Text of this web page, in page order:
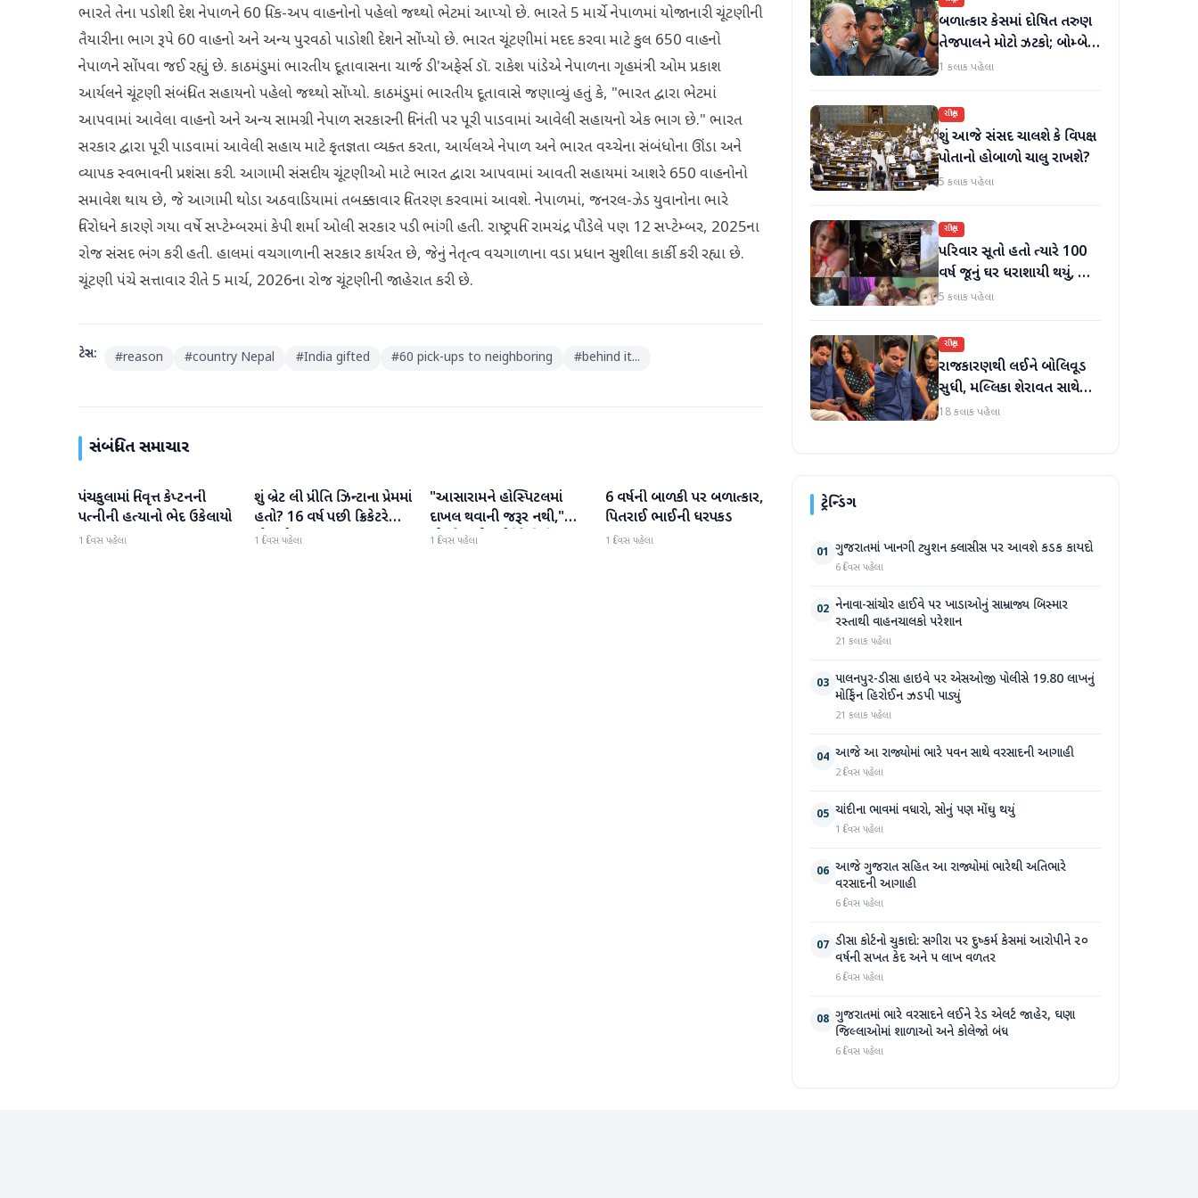
ભારતે તેના પડોશી દેશ નેપાળને 60 પિક-અપ વાહનોનો પહેલો જથ્થો ભેટમાં આપ્યો છે. ભારતે 5 માર્ચે નેપાળમાં યોજાનારી ચૂંટણીની
તૈયારીના ભાગ રૂપે 60 વાહનો અને અન્ય પુરવઠો પાડોશી દેશને સોંપ્યો છે. ભારત ચૂંટણીમાં મદદ કરવા માટે કુલ 650 વાહનો
નેપાળને સોંપવા જઈ રહ્યું છે. કાઠમંડુમાં ભારતીય દૂતાવાસના ચાર્જ ડી'અફેર્સ ડૉ. રાકેશ પાંડેએ નેપાળના ગૃહમંત્રી ઓમ પ્રકાશ
આર્યલને ચૂંટણી સંબંધિત સહાયનો પહેલો જથ્થો સોંપ્યો. કાઠમંડુમાં ભારતીય દૂતાવાસે જણાવ્યું હતું કે, "ભારત દ્વારા ભેટમાં
આપવામાં આવેલા વાહનો અને અન્ય સામગ્રી નેપાળ સરકારની વિનંતી પર પૂરી પાડવામાં આવેલી સહાયનો એક ભાગ છે." ભારત
સરકાર દ્વારા પૂરી પાડવામાં આવેલી સહાય માટે કૃતજ્ઞતા વ્યક્ત કરતા, આર્યલએ નેપાળ અને ભારત વચ્ચેના સંબંધોના ઊંડા અને
વ્યાપક સ્વભાવની પ્રશંસા કરી. આગામી સંસદીય ચૂંટણીઓ માટે ભારત દ્વારા આપવામાં આવતી સહાયમાં આશરે 650 વાહનોનો
સમાવેશ થાય છે, જે આગામી થોડા અઠવાડિયામાં તબક્કાવાર વિતરણ કરવામાં આવશે. નેપાળમાં, જનરલ-ઝેડ યુવાનોના ભારે
વિરોધને કારણે ગયા વર્ષે સપ્ટેમ્બરમાં કેપી શર્મા ઓલી સરકાર પડી ભાંગી હતી. રાષ્ટ્રપતિ રામચંદ્ર પૌડેલે પણ 12 સપ્ટેમ્બર, 2025ના
રોજ સંસદ ભંગ કરી હતી. હાલમાં વચગાળાની સરકાર કાર્યરત છે, જેનું નેતૃત્વ વચગાળાના વડા પ્રધાન સુશીલા કાર્કી કરી રહ્યા છે.
ચૂંટણી પંચે સત્તાવાર રીતે 5 માર્ચ, 2026ના રોજ ચૂંટણીની જાહેરાત કરી છે.
ટેગ્સ: #reason #country Nepal #India gifted #60 pick-ups to neighboring #behind it...
સંબંધિત સમાચાર
રાષ્ટ્રીય
પંચકુલામાં નિવૃત્ત કેપ્ટનની
પત્નીની હત્યાનો ભેદ ઉકેલાયો
1 દિવસ પહેલા
રાષ્ટ્રીય
શું બ્રેટ લી પ્રીતિ ઝિન્ટાના પ્રેમમાં
હતો? 16 વર્ષ પછી ક્રિકેટરે
મૌન તોડ્યું
1 દિવસ પહેલા
રાષ્ટ્રીય
"આસારામને હોસ્પિટલમાં
દાખલ થવાની જરૂર નથી,"
એમ્સે સુપ્રીમ કોર્ટને વિવિધ
1 દિવસ પહેલા
રાષ્ટ્રીય
6 વર્ષની બાળકી પર બળાત્કાર,
પિતરાઈ ભાઈની ધરપકડ
1 દિવસ પહેલા
બળાત્કાર કેસમાં દોષિત તરુણ
તેજપાલને મોટો ઝટકો; બોમ્બે
હાઈકોર્ટે ટ્રાયલ કોર્ટના ચુકાદાને
1 કલાક પહેલા
રાષ્ટ્રીય
શું આજે સંસદ ચાલશે કે વિપક્ષ
પોતાનો હોબાળો ચાલુ રાખશે?
5 કલાક પહેલા
રાષ્ટ્રીય
પરિવાર સૂતો હતો ત્યારે 100
વર્ષ જૂનું ઘર ધરાશાયી થયું, છ
લોકોના મોત
5 કલાક પહેલા
રાષ્ટ્રીય
રાજકારણથી લઈને બોલિવૂડ
સુધી, મલ્લિકા શેરાવત સાથે
જોવા મળ્યા તેજ પ્રતાપ યાદવ
18 કલાક પહેલા
ટ્રેન્ડિંગ
01 ગુજરાતમાં ખાનગી ટ્યુશન ક્લાસીસ પર આવશે કડક કાયદો
6 દિવસ પહેલા
02 નેનાવા-સાંચોર હાઈવે પર ખાડાઓનું સામ્રાજ્ય બિસ્માર
રસ્તાથી વાહનચાલકો પરેશાન
21 કલાક પહેલા
03 પાલનપુર-ડીસા હાઇવે પર એસઓજી પોલીસે 19.80 લાખનું
મોર્ફિન હિરોઈન ઝડપી પાડ્યું
21 કલાક પહેલા
04 આજે આ રાજ્યોમાં ભારે પવન સાથે વરસાદની આગાહી
2 દિવસ પહેલા
05 ચાંદીના ભાવમાં વધારો, સોનું પણ મોંઘુ થયું
1 દિવસ પહેલા
06 આજે ગુજરાત સહિત આ રાજ્યોમાં ભારેથી અતિભારે
વરસાદની આગાહી
6 દિવસ પહેલા
07 ડીસા કોર્ટનો ચુકાદો: સગીરા પર દુષ્કર્મ કેસમાં આરોપીને ૨૦
વર્ષની સખત કેદ અને ૫ લાખ વળતર
6 દિવસ પહેલા
08 ગુજરાતમાં ભારે વરસાદને લઈને રેડ એલર્ટ જાહેર, ઘણા
જિલ્લાઓમાં શાળાઓ અને કોલેજો બંધ
6 દિવસ પહેલા